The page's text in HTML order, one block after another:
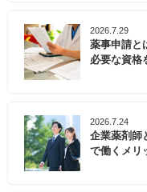
2026.7.29
薬事申請と
必要な資格
2026.7.24
企業薬剤師
で働くメリ